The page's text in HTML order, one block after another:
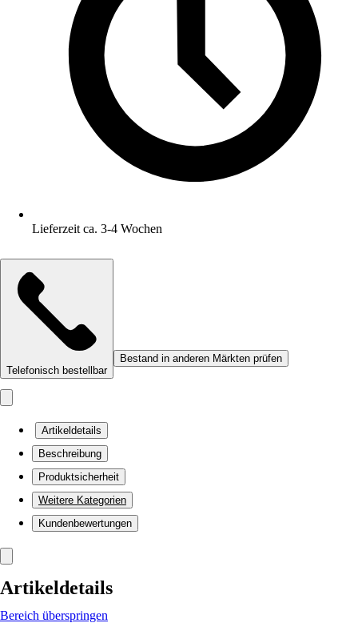
Lieferzeit ca. 3-4 Wochen
Telefonisch bestellbar
Bestand in anderen Märkten prüfen
Artikeldetails
Beschreibung
Produktsicherheit
Weitere Kategorien
Kundenbewertungen
Artikeldetails
Bereich überspringen